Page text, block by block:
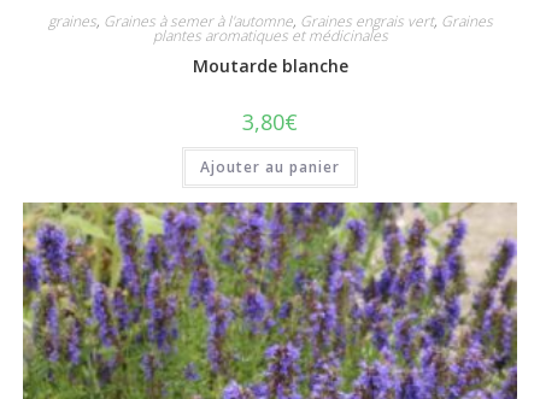
graines, Graines à semer à l'automne, Graines engrais vert, Graines
plantes aromatiques et médicinales
Moutarde blanche
3,80€
Ajouter au panier